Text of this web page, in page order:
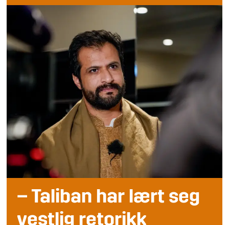
– Taliban har lært seg
vestlig retorikk